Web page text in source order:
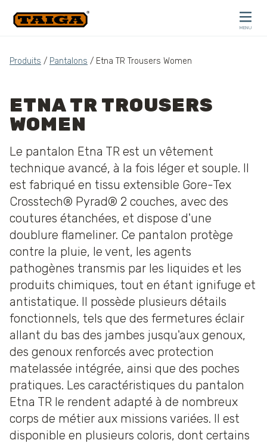
MENU
Produits / Pantalons / Etna TR Trousers Women
ETNA TR TROUSERS
WOMEN
Le pantalon Etna TR est un vêtement
technique avancé, à la fois léger et souple. Il
est fabriqué en tissu extensible Gore-Tex
Crosstech® Pyrad® 2 couches, avec des
coutures étanchées, et dispose d'une
doublure flameliner. Ce pantalon protège
contre la pluie, le vent, les agents
pathogènes transmis par les liquides et les
produits chimiques, tout en étant ignifuge et
antistatique. Il possède plusieurs détails
fonctionnels, tels que des fermetures éclair
allant du bas des jambes jusqu'aux genoux,
des genoux renforcés avec protection
matelassée intégrée, ainsi que des poches
pratiques. Les caractéristiques du pantalon
Etna TR le rendent adapté à de nombreux
corps de métier aux missions variées. Il est
disponible en plusieurs coloris, dont certains